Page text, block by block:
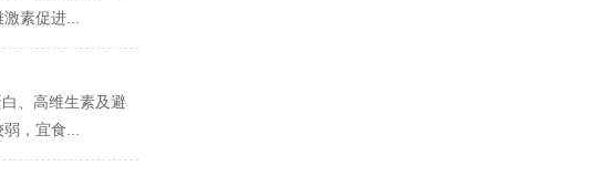
素促进...
、高维生素及避
，宜食...